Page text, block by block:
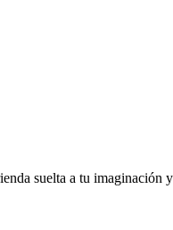
suelta a tu imaginación